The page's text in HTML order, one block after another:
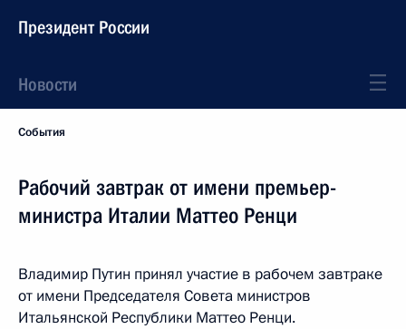
Президент России
Новости
События
Рабочий завтрак от имени премьер-
министра Италии Маттео Ренци
Владимир Путин принял участие в рабочем завтраке
от имени Председателя Совета министров
Итальянской Республики Маттео Ренци.